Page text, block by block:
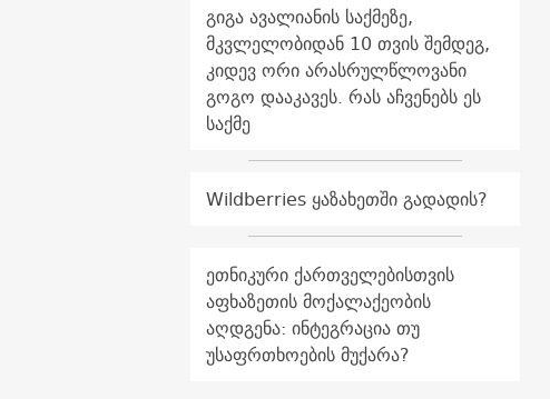
გიგა ავალიანის საქმეზე,
მკვლელობიდან 10 თვის შემდეგ,
კიდევ ორი არასრულწლოვანი
გოგო დააკავეს. რას აჩვენებს ეს
საქმე
Wildberries ყაზახეთში გადადის?
ეთნიკური ქართველებისთვის
აფხაზეთის მოქალაქეობის
აღდგენა: ინტეგრაცია თუ
უსაფრთხოების მუქარა?